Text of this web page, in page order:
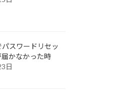
スワードリセッ
届かなかった時
日